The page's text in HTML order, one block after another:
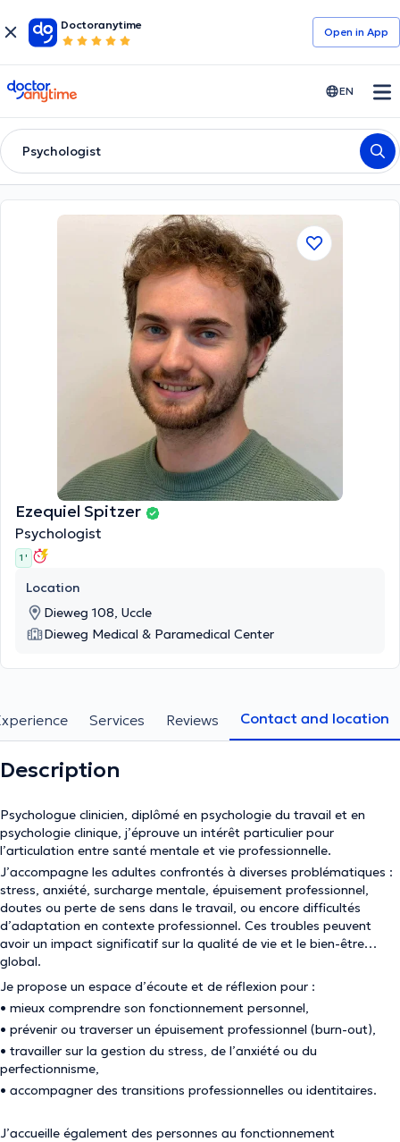
Doctoranytime
Open in Αpp
doctoranytime EN
Psychologist
Ezequiel Spitzer
Psychologist
1 '
Location
Dieweg 108, Uccle
Dieweg Medical & Paramedical Center
Services Reviews Contact and location
Description
Psychologue clinicien, diplômé en psychologie du travail et en
psychologie clinique, j’éprouve un intérêt particulier pour
l’articulation entre santé mentale et vie professionnelle.
J’accompagne les adultes confrontés à diverses problématiques :
stress, anxiété, surcharge mentale, épuisement professionnel,
doutes ou perte de sens dans le travail, ou encore difficultés
d’adaptation en contexte professionnel. Ces troubles peuvent
avoir un impact significatif sur la qualité de vie et le bien-être
global.
Je propose un espace d’écoute et de réflexion pour :
• mieux comprendre son fonctionnement personnel,
• prévenir ou traverser un épuisement professionnel (burn-out),
• travailler sur la gestion du stress, de l’anxiété ou du
perfectionnisme,
• accompagner des transitions professionnelles ou identitaires.
J’accueille également des personnes au fonctionnement